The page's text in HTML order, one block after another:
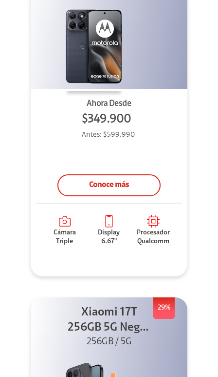
Ahora Desde
$349.900
Antes: $599.990
Conoce más
Cámara
Triple
Display
6.67"
Procesador
Qualcomm
29%
Xiaomi 17T
256GB 5G Negro
+ Sound
256GB / 5G